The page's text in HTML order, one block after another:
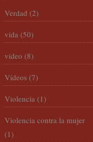
Verdad (2)
vida (50)
video (8)
Vídeos (7)
Violencia (1)
Violencia contra la mujer
(1)